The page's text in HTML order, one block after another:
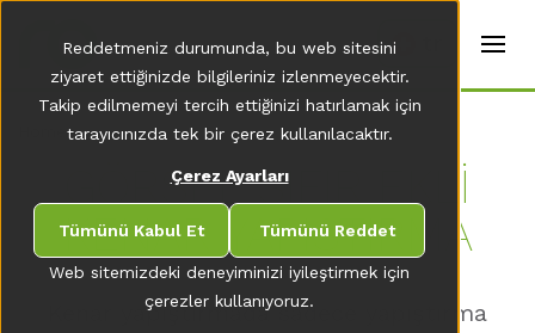
Web sitemizdeki deneyiminizi iyileştirmek için
çerezler kullanıyoruz.
Reddetmeniz durumunda, bu web sitesini
ziyaret ettiğinizde bilgileriniz izlenmeyecektir.
Takip edilmemeyi tercih ettiğinizi hatırlamak için
tarayıcınızda tek bir çerez kullanılacaktır.
Çerez Ayarları
Tümünü Kabul Et Tümünü Reddet
t
r
s
E
n
s
h
)
GÖRSEL SIFIR EKLİ
KENAR YAPIŞTIRMA
Kenar yapıştırmada sadece yapıştırma